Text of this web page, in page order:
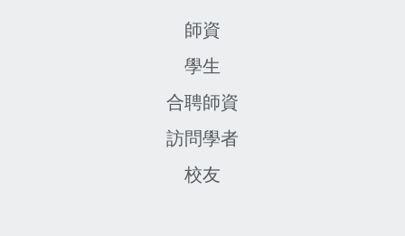
師資
學生
合聘師資
訪問學者
校友